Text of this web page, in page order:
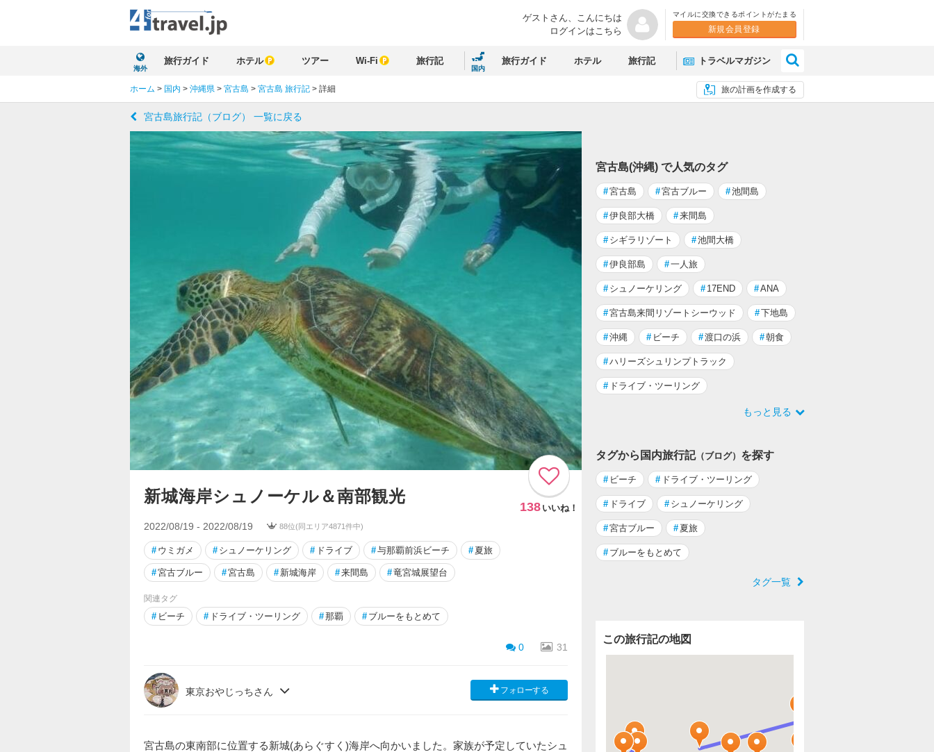
ゲストさん、 こんにちは
ログインはこちら
マイルに交換できるポイントがたまる
新規会員登録
海外
旅行ガイド ホテル ツアー Wi-Fi 旅行記
国内
旅行ガイド ホテル 旅行記 トラベルマガジン
旅の計画を作成する
ホーム > 国内 > 沖縄県 > 宮古島 > 宮古島 旅行記 > 詳細
宮古島旅行記（ブログ） 一覧に戻る
新城海岸シュノーケル＆南部観光
138 いいね！
2022/08/19 - 2022/08/19 88位(同エリア4871件中)
# ウミガメ # シュノーケリング # ドライブ #与那覇前浜ビーチ # 夏旅
#宮古ブルー #宮古島 # 新城海岸 #来間島 #竜宮城展望台
関連タグ
# ビーチ # ドライブ・ツーリング #那覇 # ブルーをもとめて
0 31
東京おやじっちさん フォローする
宮古島の東南部に位置する新城(あらぐすく)海岸へ向かいました。家族が予定していたシュ
宮古島(沖縄) で人気のタグ
#宮古島 #宮古ブルー #池間島
#伊良部大橋 #来間島
# シギラリゾート #池間大橋
#伊良部島 #一人旅
# シュノーケリング # 17END #ANA
#宮古島来間リゾートシーウッド #下地島
#沖縄 # ビーチ #渡口の浜 #朝食
#ハリーズシュリンプトラック
# ドライブ・ツーリング
もっと見る
タグから国内旅行記（ブログ） を探す
# ビーチ # ドライブ・ツーリング
# ドライブ # シュノーケリング
#宮古ブルー # 夏旅
# ブルーをもとめて
タグ一覧
この旅行記の地図